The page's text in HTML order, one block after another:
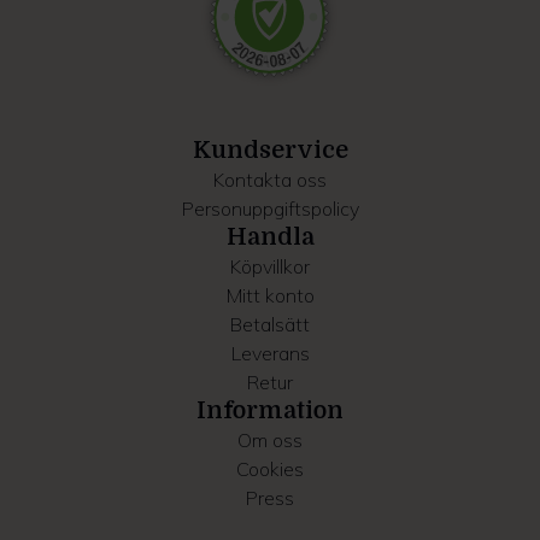
Dessa kan i sin tur kombinera informationen med annan
information som du har tillhandahållit eller som de har
samlat in när du har använt deras tjänster.
Kundservice
Kontakta oss
Personuppgiftspolicy
Handla
Köpvillkor
Mitt konto
Betalsätt
Leverans
Retur
Information
Om oss
Cookies
Press